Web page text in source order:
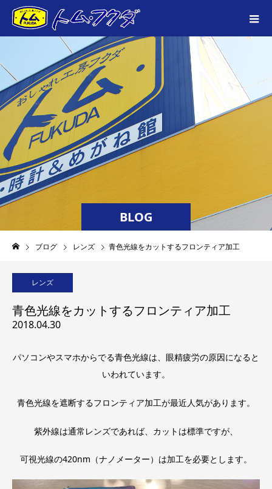
BLOG
ブログ レンズ 青色光線をカットするフロンティア加工
レンズ
青色光線をカットするフロンティア加工
2018.04.30
パソコンやスマホからでる青色光線は、眼精疲労の原因になると
いわれています。
青色光線を遮断するフロンティア加工が最近人気があります。
紫外線は通常レンズであれば、カットは標準ですが、
可視光線の420nm（ナノメーター）は加工を必要とします。